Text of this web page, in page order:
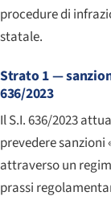
procedure di
statale.
Strato 1 —
636/2023
Il S.I. 636/2023
prevedere
attraverso un
prassi